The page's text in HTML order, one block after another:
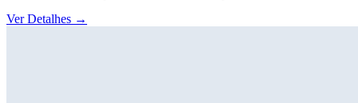
Ver Detalhes →